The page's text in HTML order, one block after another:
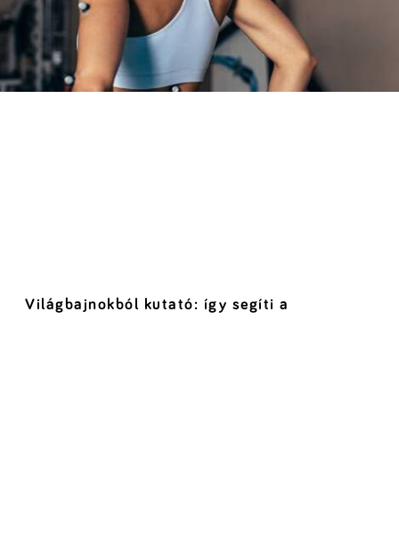
Világbajnokból kutató: így segíti a